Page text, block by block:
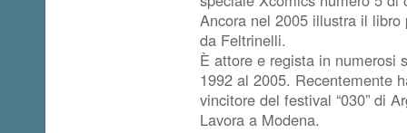
Ancora nel 2005 illustra il
da Feltrinelli.
È attore e regista in numerosi
1992 al 2005. Recentemente
vincitore del festival “030” di
Lavora a Modena.